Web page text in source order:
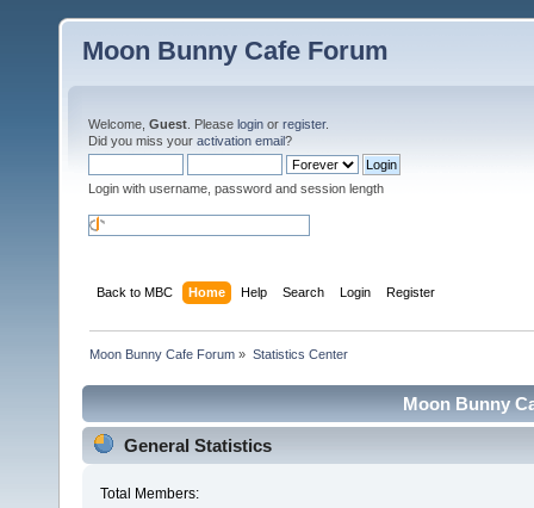
Moon Bunny Cafe Forum
Welcome, Guest . Please login or register.
Did you miss your activation email?
Login with username, password and session length
Back to MBC Home Help Search Login Register
Moon Bunny Cafe Forum » Statistics Center
Moon Bunny
General Statistics
Total Members: